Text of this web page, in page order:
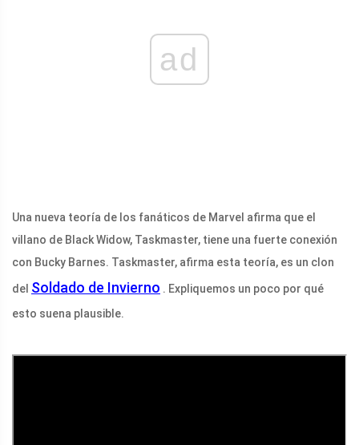
ad
Una nueva teoría de los fanáticos de Marvel afirma que el
villano de Black Widow, Taskmaster, tiene una fuerte conexión
con Bucky Barnes. Taskmaster, afirma esta teoría, es un clon
del Soldado de Invierno . Expliquemos un poco por qué
esto suena plausible.